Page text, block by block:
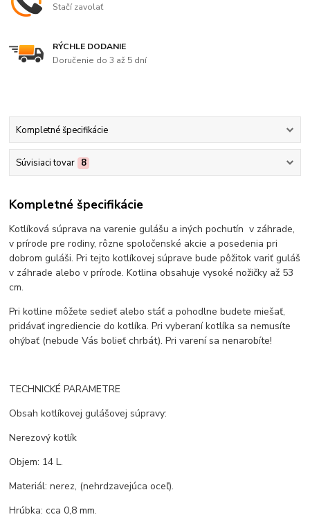
Stačí zavolať
RÝCHLE DODANIE
Doručenie do 3 až 5 dní
Kompletné špecifikácie
Súvisiaci tovar 8
Kompletné špecifikácie
Kotlíková súprava na varenie gulášu a iných pochutín v záhrade,
v prírode pre rodiny, rôzne spoločenské akcie a posedenia pri
dobrom guláši. Pri tejto kotlíkovej súprave bude pôžitok variť guláš
v záhrade alebo v prírode. Kotlina obsahuje vysoké nožičky až 53
cm.
Pri kotline môžete sedieť alebo stáť a pohodlne budete miešať,
pridávať ingrediencie do kotlíka. Pri vyberaní kotlíka sa nemusíte
ohýbať (nebude Vás bolieť chrbát). Pri varení sa nenarobíte!
TECHNICKÉ PARAMETRE
Obsah kotlíkovej gulášovej súpravy:
Nerezový kotlík
Objem: 14 L.
Materiál: nerez, (nehrdzavejúca oceľ).
Hrúbka: cca 0,8 mm.